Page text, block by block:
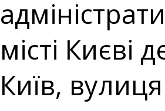
місті Києві
Київ,